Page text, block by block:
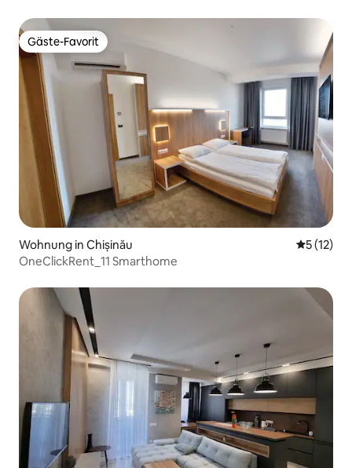
Gäste-Favorit
Gäste-Favorit
Wohnung in Chișinău
5 (12)
OneClickRent_11 Smarthome